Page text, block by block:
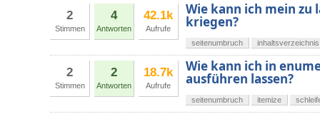
2
Stimmen
4
Antworten
42.1k
Aufrufe
Wie kann ich mein zu
kriegen?
seitenumbruch inhaltsverzeichnis
2
Stimmen
2
Antworten
18.7k
Aufrufe
Wie kann ich in
ausführen lassen?
seitenumbruch itemize